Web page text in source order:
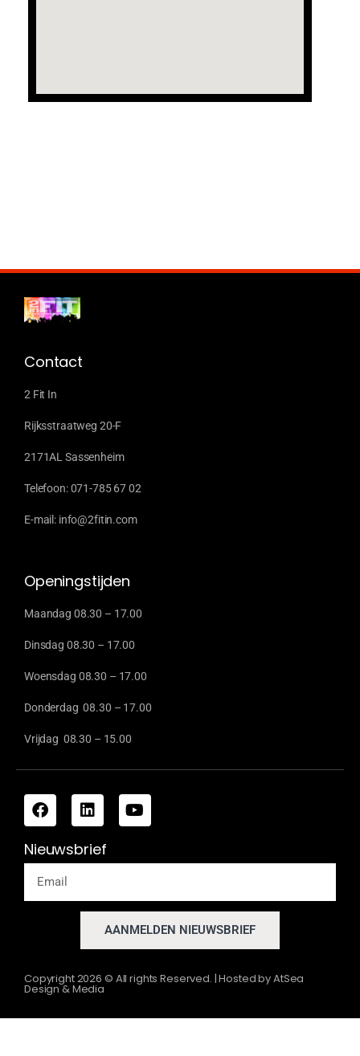
Contact
2 Fit In
Rijksstraatweg 20-F
2171AL Sassenheim
Telefoon: 071-785 67 02
E-mail: info@2fitin.com
Openingstijden
Maandag 08.30 – 17.00
Dinsdag 08.30 – 17.00
Woensdag 08.30 – 17.00
Donderdag 08.30 – 17.00
Vrijdag 08.30 – 15.00
Nieuwsbrief
AANMELDEN NIEUWSBRIEF
Copyright2026 © All rights Reserved. | Hosted byAtSea
Design & Media